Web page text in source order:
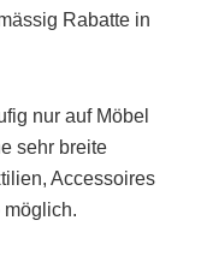
Rabatte in
nur auf Möbel
sehr breite
Accessoires